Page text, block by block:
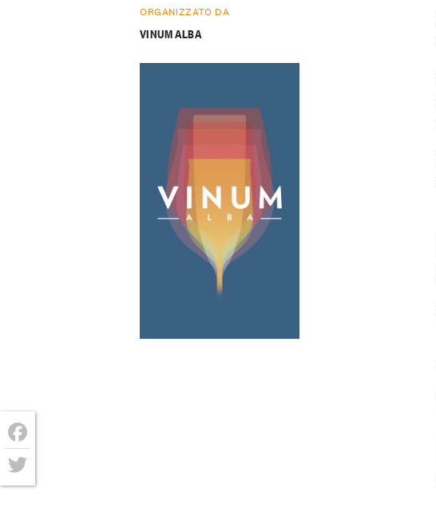
ORGANIZZATO DA
VINUM ALBA
Facebook
Twitter